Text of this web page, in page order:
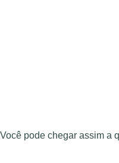
Você pode chegar assim a